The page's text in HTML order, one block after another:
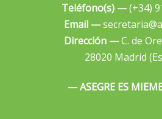
Teléfono(s) —(+34)
Email —
Dirección —C. de
28020 Madrid
— ASEGRE ES